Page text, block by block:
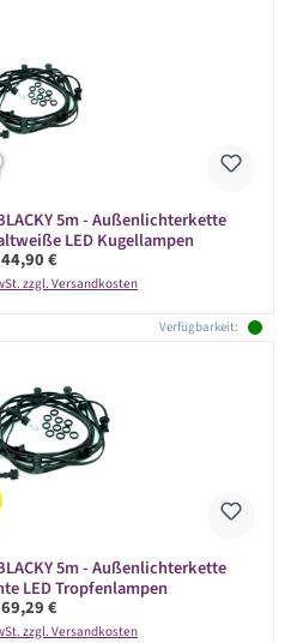
5m - Außenlichterkette
LED Kugellampen
Regulärer Preis:
44,90 €
zzgl. Versandkosten
Verfügbarkeit:
5m - Außenlichterkette
LED Tropfenlampen
Regulärer Preis:
69,29 €
zzgl. Versandkosten